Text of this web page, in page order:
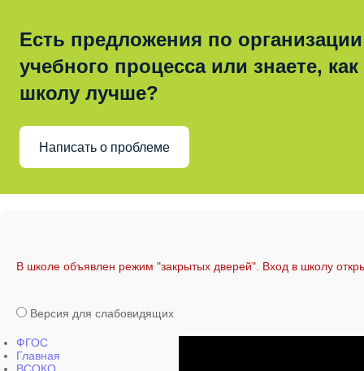
Есть предложения по организации
учебного процесса или знаете,
школу лучше?
Написать о проблеме
В школе объявлен режим "закрытых дверей". Вход в школу
Версия для слабовидящих
ФГОС
Главная